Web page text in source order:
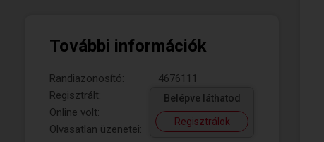
További információk
Randiazonosító:
4676111
Regisztrált:
Online volt:
Olvasatlan üzenetei:
Belépve láthatod
Regisztrálok